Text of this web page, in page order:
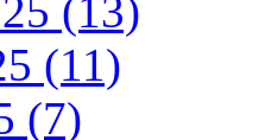
(13)
(11)
(7)